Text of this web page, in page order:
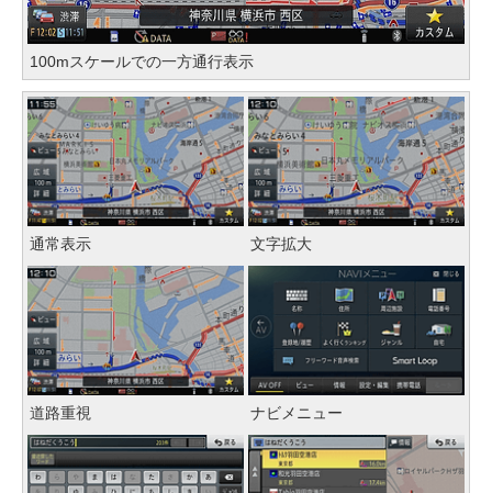
100mスケールでの一方通行表示
通常表示 文字拡大
道路重視 ナビメニュー